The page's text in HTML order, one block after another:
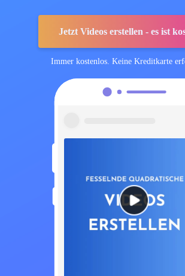
Jetzt Videos erstellen - es ist
Immer kostenlos. Keine Kreditkarte